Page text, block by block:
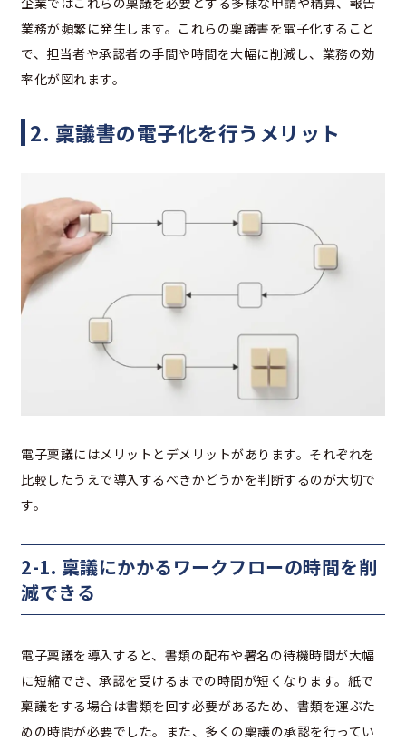
業務が頻繁に発生します。これらの稟議書を電子化すること
で、担当者や承認者の手間や時間を大幅に削減し、業務の効
率化が図れます。
2. 稟議書の電子化を行うメリット
電子稟議にはメリットとデメリットがあります。それぞれを
比較したうえで導入するべきかどうかを判断するのが大切で
す。
2-1. 稟議にかかるワークフローの時間を削
減できる
電子稟議を導入すると、書類の配布や署名の待機時間が大幅
に短縮でき、承認を受けるまでの時間が短くなります。紙で
稟議をする場合は書類を回す必要があるため、書類を運ぶた
めの時間が必要でした。また、多くの稟議の承認を行ってい